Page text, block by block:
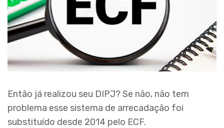
Então já realizou seu DIPJ? Se não, não tem
problema esse sistema de arrecadação foi
substituído desde 2014 pelo ECF.